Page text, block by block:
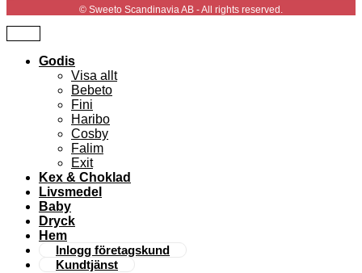
© Sweeto Scandinavia AB - All rights reserved.
Godis
Visa allt
Bebeto
Fini
Haribo
Cosby
Falim
Exit
Kex & Choklad
Livsmedel
Baby
Dryck
Hem
Inlogg företagskund
Kundtjänst